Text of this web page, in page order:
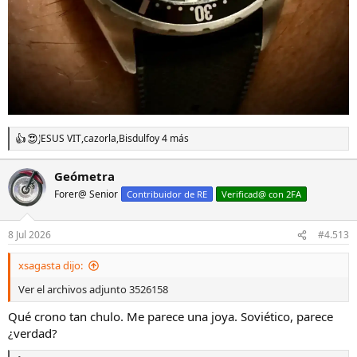
R
e
a
c
c
i
o
n
e
JESUS VIT,cazorla,Bisdulfoy 4 más
Geómetra
Forer@ Senior Contribuidor de RE Verificad@ con 2FA
8 Jul 2026 #4.513
xsagasta dijo:
Ver el archivos adjunto 3526158
Qué crono tan chulo. Me parece una joya. Soviético, parece
¿verdad?